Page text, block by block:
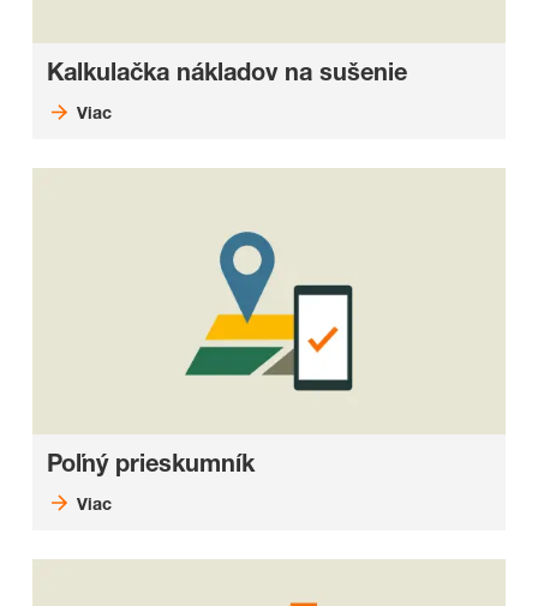
Kalkulačka nákladov na sušenie
Viac
Poľný prieskumník
Viac